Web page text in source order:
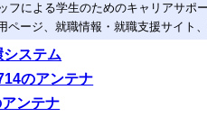
フによる学生のためのキャリアサポ
ページ、就職情報・就職支援サイト
システム
のアンテナ
ンテナ